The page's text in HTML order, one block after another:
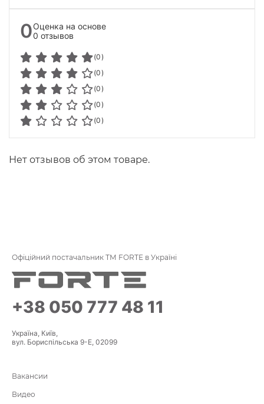
0Оценка на основе
0 отзывов
(0)
(0)
(0)
(0)
(0)
Нет отзывов об этом товаре.
Офіційний постачальник ТМ FORTE в Україні
+38 050 777 48 11
Україна, Київ,
вул. Бориспільська 9-Е, 02099
Вакансии
Видео